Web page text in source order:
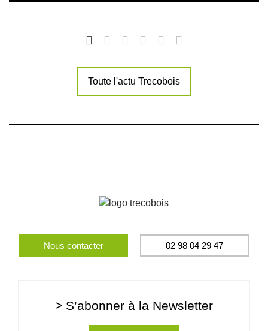
Toute l'actu Trecobois
Nous contacter 02 98 04 29 47
> S’abonner à la Newsletter